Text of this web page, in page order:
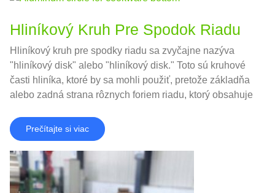
Hliníkový Kruh Pre Spodok Riadu
Hliníkový kruh pre spodky riadu sa zvyčajne nazýva
"hliníkový disk" alebo "hliníkový disk." Toto sú kruhové
časti hliníka, ktoré by sa mohli použiť, pretože základňa
alebo zadná strana rôznych foriem riadu, ktorý obsahuje
Prečítajte si viac